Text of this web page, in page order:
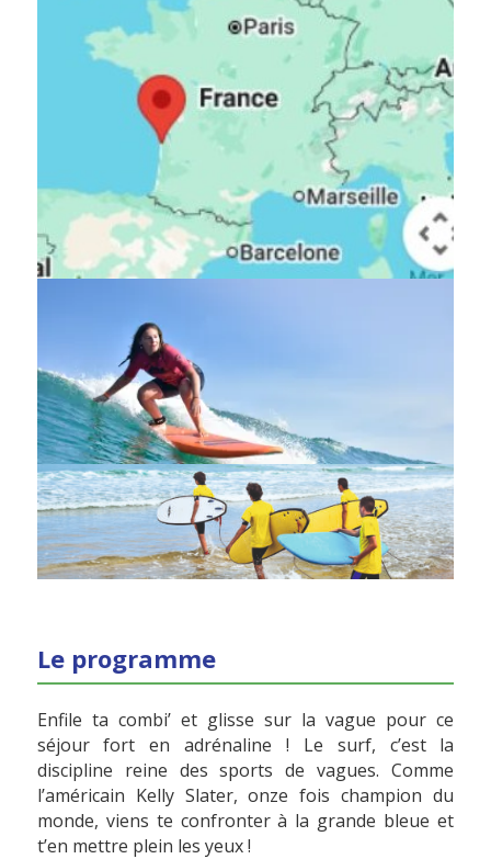
Le programme
Enfile ta combi’ et glisse sur la vague pour ce
séjour fort en adrénaline ! Le surf, c’est la
discipline reine des sports de vagues. Comme
l’américain Kelly Slater, onze fois champion du
monde, viens te confronter à la grande bleue et
t’en mettre plein les yeux !